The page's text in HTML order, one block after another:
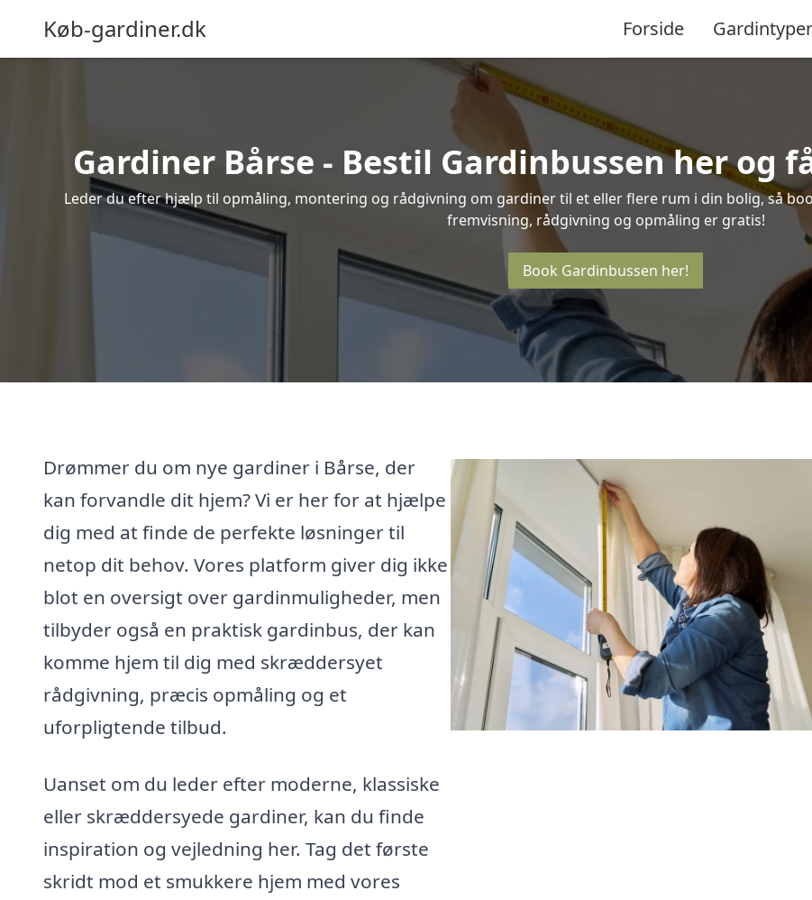
Køb-gardiner.dk Forside Gardintyper
Gardiner Bårse - Bestil Gardinbussen her og
Leder du efter hjælp til opmåling, montering og rådgivning om gardiner til et eller flere rum i din bolig, så
fremvisning, rådgivning og opmåling er gratis!
Book Gardinbussen her!
Drømmer du om nye gardiner i Bårse, der
kan forvandle dit hjem? Vi er her for at hjælpe
dig med at finde de perfekte løsninger til
netop dit behov. Vores platform giver dig ikke
blot en oversigt over gardinmuligheder, men
tilbyder også en praktisk gardinbus, der kan
komme hjem til dig med skræddersyet
rådgivning, præcis opmåling og et
uforpligtende tilbud.
Uanset om du leder efter moderne, klassiske
eller skræddersyede gardiner, kan du finde
inspiration og vejledning her. Tag det første
skridt mod et smukkere hjem med vores